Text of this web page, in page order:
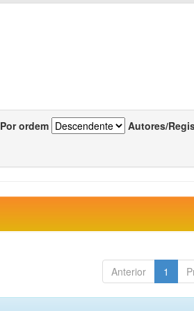
Por ordem Autores/
Anterior 1